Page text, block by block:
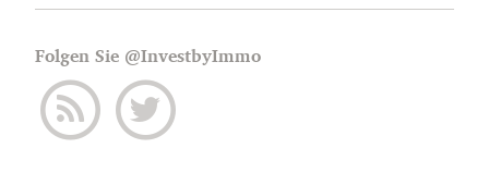
Folgen Sie @InvestbyImmo